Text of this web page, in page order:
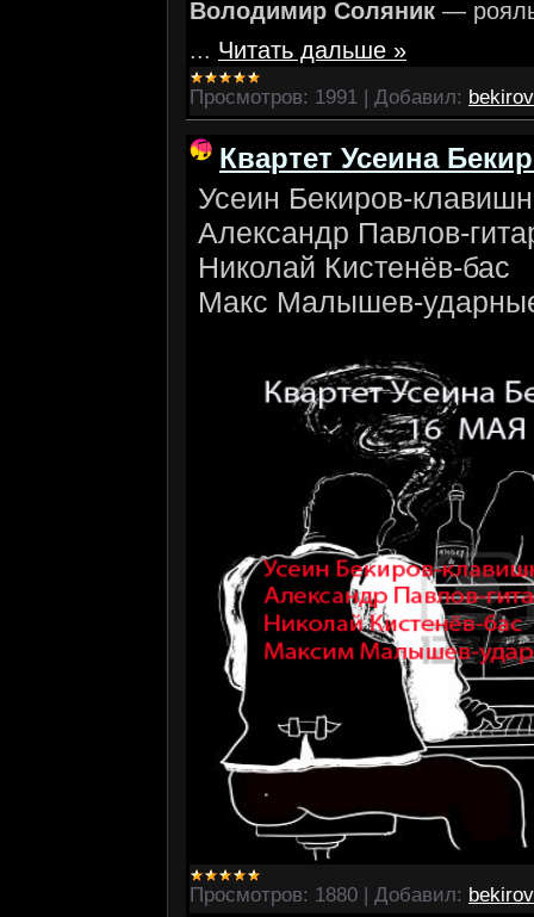
Володимир Соляник —
... Читать дальше »
Просмотров: 1991 | Добавил: bekirov
Квартет Усеина
Усеин Бекиров-
Александр Павлов-
Николай
Макс Малышев-
Просмотров: 1880 | Добавил: bekirov